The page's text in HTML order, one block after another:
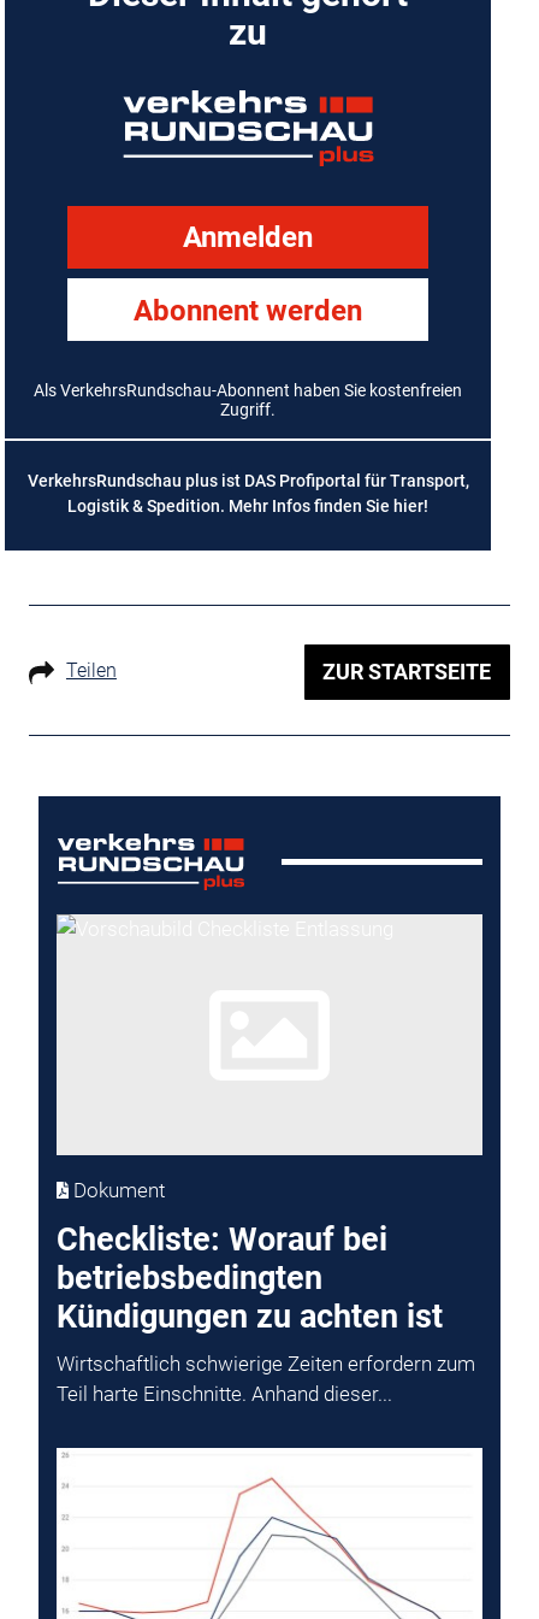
zu
Anmelden
Abonnent werden
Als VerkehrsRundschau-Abonnent haben Sie kostenfreien
Zugriff.
VerkehrsRundschau plus ist DAS Profiportal für Transport,
Logistik & Spedition. Mehr Infos finden Sie hier!
Teilen ZUR STARTSEITE
Dokument
Checkliste: Worauf bei
betriebsbedingten
Kündigungen zu achten ist
Wirtschaftlich schwierige Zeiten erfordern zum
Teil harte Einschnitte. Anhand dieser...